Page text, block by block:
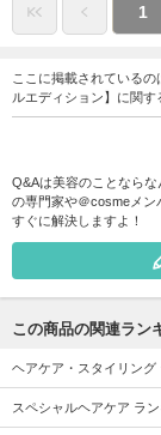
1
ここに掲載されている
ルエディション】に関す
Q&Aは美容のことなら
の専門家や＠cosmeメン
すぐに解決しますよ！
この商品の関連ラン
ヘアケア・スタイリング
スペシャルヘアケア ラ